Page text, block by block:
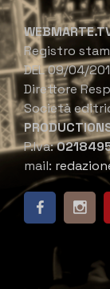
Registro
DEL 09/04/
Direttore
Società
P.Iva:
mail: